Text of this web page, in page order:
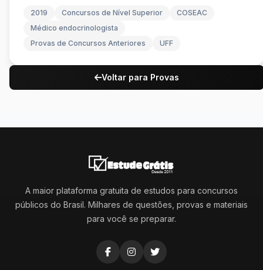
2019 Concursos de Nível Superior
COSEAC
Médico endocrinologista
Provas de Concursos Anteriores
UFF
Voltar para Provas
A maior plataforma gratuita de estudos para concursos
públicos do Brasil. Milhares de questões, provas e materiais
para você se preparar.